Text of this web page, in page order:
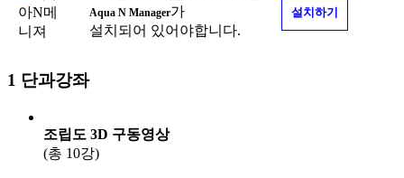
Aqua N Manager가
설치되어 있어야합니다.
1 단과강좌
조립도 3D 구동영상
(총 10강)